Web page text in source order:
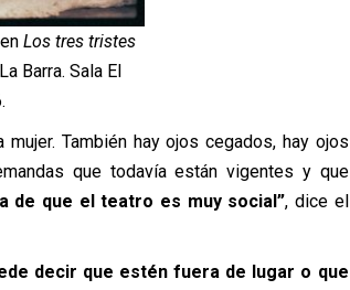
Los tres tristes
Barra. Sala El
También hay ojos cegados, hay ojos
que todavía están vigentes y que
de que el teatro es muy social”, dice el
decir que estén fuera de lugar o que